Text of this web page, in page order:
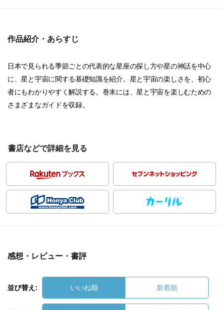
作品紹介・あらすじ
日本で見られる季節ごとの代表的な星座の探し方や星の神話を中心
に、星と宇宙に関する基礎知識を紹介。星と宇宙の楽しさを、初心
者にもわかりやすく解説する。巻末には、星と宇宙を楽しむための
さまざまなガイドを収録。
書店などで詳細を見る
感想・レビュー・書評
並び替え: いいね順 新着順